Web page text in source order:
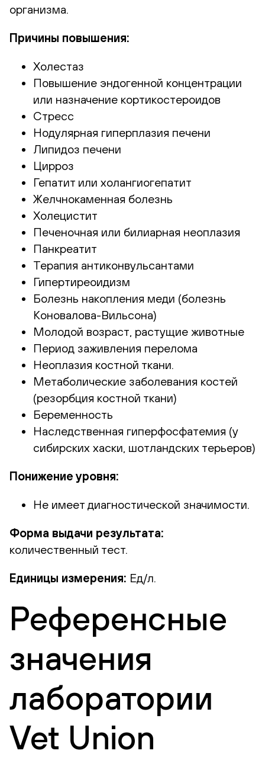
организма.
Причины повышения:
Холестаз
Повышение эндогенной концентрации
или назначение кортикостероидов
Стресс
Нодулярная гиперплазия печени
Липидоз печени
Цирроз
Гепатит или холангиогепатит
Желчнокаменная болезнь
Холецистит
Печеночная или билиарная неоплазия
Панкреатит
Терапия антиконвульсантами
Гипертиреоидизм
Болезнь накопления меди (болезнь
Коновалова-Вильсона)
Молодой возраст, растущие животные
Период заживления перелома
Неоплазия костной ткани.
Метаболические заболевания костей
(резорбция костной ткани)
Беременность
Наследственная гиперфосфатемия (у
сибирских хаски, шотландских терьеров)
Понижение уровня:
Не имеет диагностической значимости.
Форма выдачи результата:
количественный тест.
Единицы измерения: Ед/л.
Референсные
значения
лаборатории
Vet Union